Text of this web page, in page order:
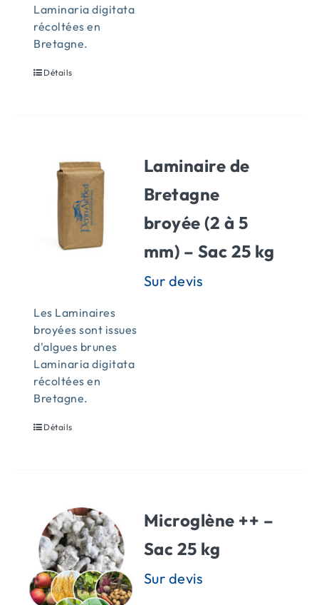
Laminaria digitata
récoltées en
Bretagne.
Détails
Laminaire de
Bretagne
broyée (2 à 5
mm) – Sac 25 kg
Les Laminaires
broyées sont issues
d'algues brunes
Laminaria digitata
récoltées en
Bretagne.
Détails
Microglène ++ –
Sac 25 kg